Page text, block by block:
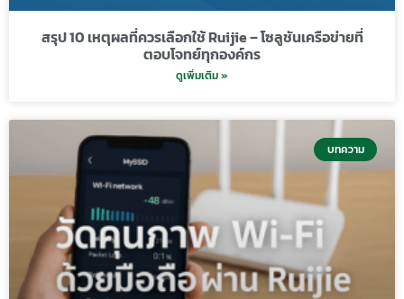
สรุป 10 เหตุผลที่ควรเลือกใช้ Ruijie – โซลูชันเครือข่ายที่
ตอบโจทย์ทุกองค์กร
ดูเพิ่มเติม »
บทความ